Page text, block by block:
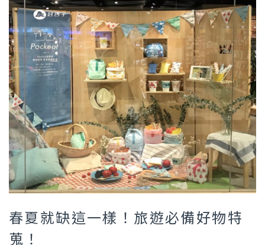
春夏就缺這一樣！旅遊必備好物特
蒐！